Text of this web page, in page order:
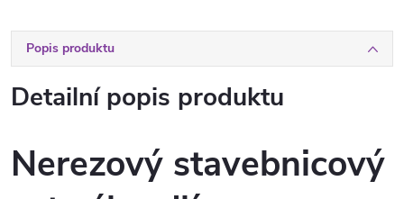
Popis produktu
Detailní popis produktu
Nerezový stavebnicový